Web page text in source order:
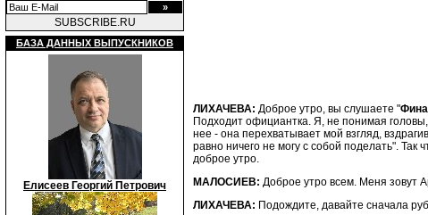
SUBSCRIBE.RU
БАЗА ДАННЫХ ВЫПУСКНИКОВ
Елисеев Георгий Петрович
ЛИХАЧЕВА: Доброе утро, вы слушаете "
Подходит официантка. Я, не понимая
нее - она перехватывает мой взгляд,
равно ничего не могу с собой поделать".
доброе утро.
МАЛОСИЕВ: Доброе утро всем. Меня зовут
ЛИХАЧЕВА: Подождите, давайте сначала